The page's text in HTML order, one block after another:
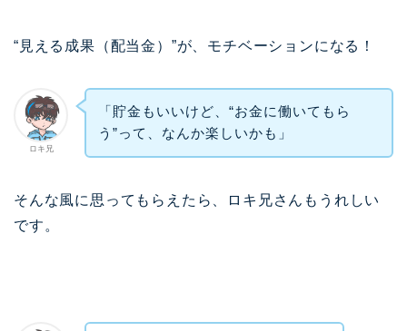
“見える成果（配当金）”が、モチベーションになる！
ロキ兄
「貯金もいいけど、“お金に働いてもら
う”って、なんか楽しいかも」
そんな風に思ってもらえたら、ロキ兄さんもうれしい
です。